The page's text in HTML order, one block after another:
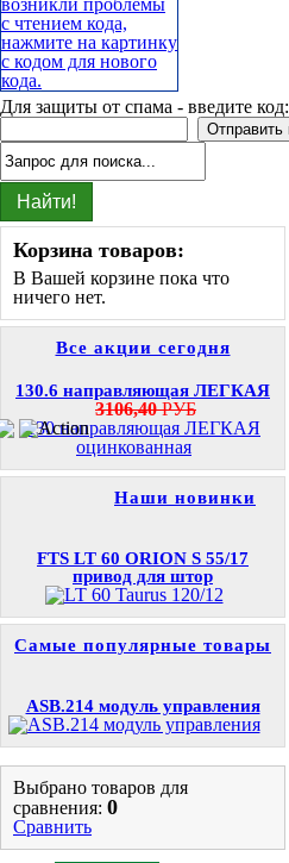
Для защиты от спама - введите код:
Корзина товаров:
В Вашей корзине пока что
ничего нет.
Все акции сегодня
130.6 направляющая ЛЕГКАЯ
3106,40РУБ
Наши новинки
FTS LT 60 ORION S 55/17
привод для штор
Самые популярные товары
ASB.214 модуль управления
Выбрано товаров для
сравнения: 0
Сравнить